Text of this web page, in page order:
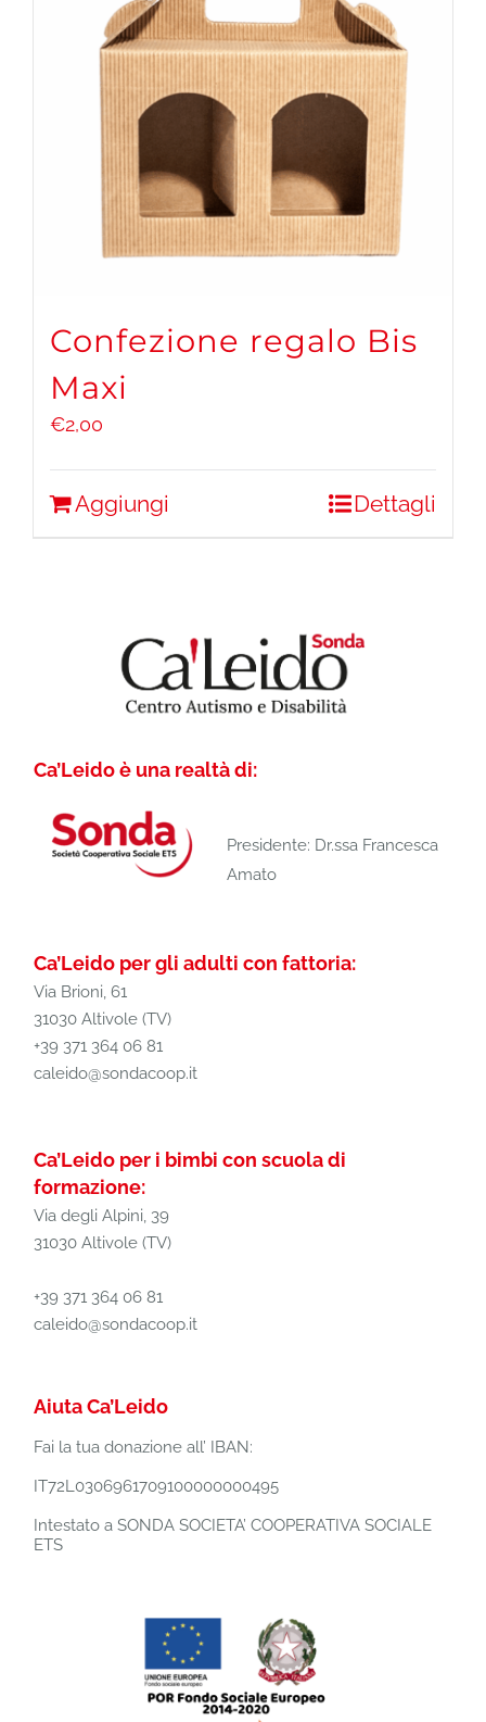
Confezione regalo Bis
Maxi
€2,00
Aggiungi Dettagli
Ca’Leido è una realtà di:
Presidente: Dr.ssa Francesca
Amato
Ca’Leido per gli adulti con fattoria:
Via Brioni, 61
31030 Altivole (TV)
+39 371 364 06 81
caleido@sondacoop.it
Ca’Leido per i bimbi con scuola di
formazione:
Via degli Alpini, 39
31030 Altivole (TV)
+39 371 364 06 81
caleido@sondacoop.it
Aiuta Ca’Leido
Fai la tua donazione all’ IBAN:
IT72L0306961709100000000495
Intestato a SONDA SOCIETA’ COOPERATIVA SOCIALE
ETS